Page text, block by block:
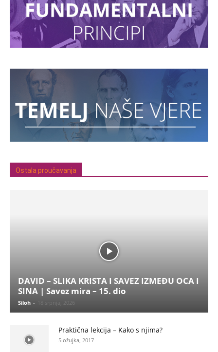
Ostala proučavanja
DAVID – SLIKA KRISTA I SAVEZ IZMEĐU OCA I
SINA | Savez mira – 15. dio
Siloh - 18 srpnja, 2026
Praktična lekcija – Kako s njima?
5 ožujka, 2017